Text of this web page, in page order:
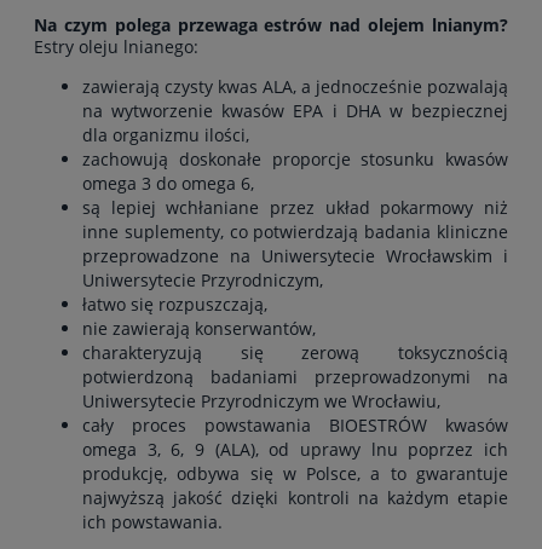
Na czym polega przewaga estrów nad olejem lnianym?
Estry oleju lnianego:
zawierają czysty kwas ALA, a jednocześnie pozwalają
na wytworzenie kwasów EPA i DHA w bezpiecznej
dla organizmu ilości,
zachowują doskonałe proporcje stosunku kwasów
omega 3 do omega 6,
są lepiej wchłaniane przez układ pokarmowy niż
inne suplementy, co potwierdzają badania kliniczne
przeprowadzone na Uniwersytecie Wrocławskim i
Uniwersytecie Przyrodniczym,
łatwo się rozpuszczają,
nie zawierają konserwantów,
charakteryzują się zerową toksycznością
potwierdzoną badaniami przeprowadzonymi na
Uniwersytecie Przyrodniczym we Wrocławiu,
cały proces powstawania BIOESTRÓW kwasów
omega 3, 6, 9 (ALA), od uprawy lnu poprzez ich
produkcję, odbywa się w Polsce, a to gwarantuje
najwyższą jakość dzięki kontroli na każdym etapie
ich powstawania.